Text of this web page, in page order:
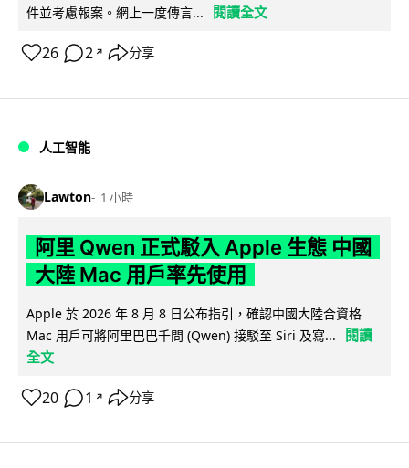
件並考慮報案。網上一度傳言...
閱讀全文
26 2 ↗ 分享
人工智能
Lawton 1 小時
阿里 Qwen 正式駁入 Apple 生態 中國
大陸 Mac 用戶率先使用
Apple 於 2026 年 8 月 8 日公布指引，確認中國大陸合資格
Mac 用戶可將阿里巴巴千問 (Qwen) 接駁至 Siri 及寫...
閱讀
全文
20 1 ↗ 分享